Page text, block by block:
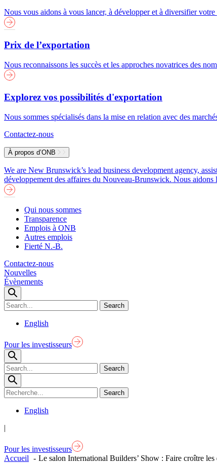
Nous vous aidons à vous lancer, à développer et à diversifier
Prix de l’exportation
Nous reconnaissons les succès et les approches novatrices des
Explorez vos possibilités d'exportation
Nous sommes spécialisés dans la mise en relation avec des
Contactez-nous
À propos d’ONB
We are New Brunswick’s lead business development agency,
développement des affaires du Nouveau-Brunswick. Nous aidons
Qui nous sommes
Transparence
Emplois à ONB
Autres emplois
Fierté N.-B.
Contactez-nous
Nouvelles
Évènements
English
Pour les investisseurs
English
|
Pour les investisseurs
Accueil
Le salon International Builders’ Show : Faire croître